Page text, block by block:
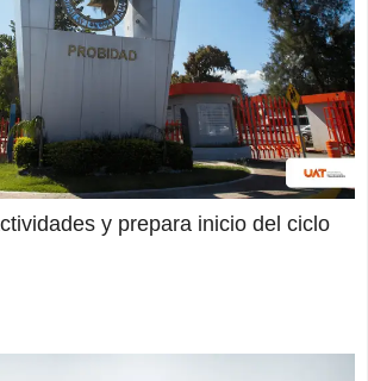
y prepara inicio del ciclo